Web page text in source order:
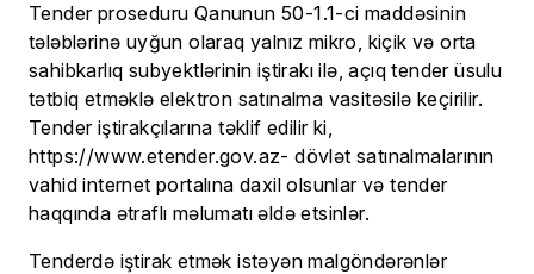
Tender proseduru Qanunun 50-1.1-ci maddəsinin
tələblərinə uyğun olaraq yalnız mikro, kiçik və orta
sahibkarlıq subyektlərinin iştirakı ilə, açıq tender üsulu
tətbiq etməklə elektron satınalma vasitəsilə keçirilir.
Tender iştirakçılarına təklif edilir ki,
https://www.etender.gov.az- dövlət satınalmalarının
vahid internet portalına daxil olsunlar və tender
haqqında ətraflı məlumatı əldə etsinlər.
Tenderdə iştirak etmək istəyən malgöndərənlər